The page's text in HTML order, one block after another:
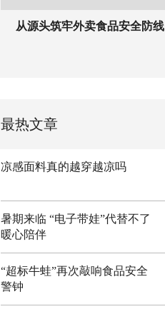
从源头筑牢外卖食品安全防线
最热文章
凉感面料真的越穿越凉吗
暑期来临 “电子带娃”代替不了
暖心陪伴
“超标牛蛙”再次敲响食品安全
警钟